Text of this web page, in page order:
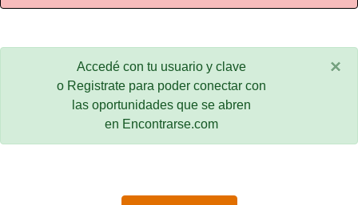
Accedé con tu usuario y clave
o Registrate para poder conectar con
las oportunidades que se abren
en Encontrarse.com
×